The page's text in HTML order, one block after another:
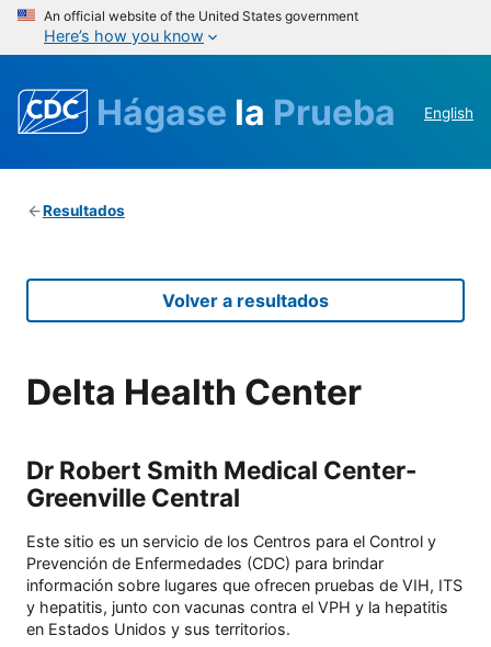
An official website of the United States government
Here’s how you know
Hágase la Prueba English
Resultados
Volver a resultados
Delta Health Center
Dr Robert Smith Medical Center-
Greenville Central
Este sitio es un servicio de los Centros para el Control y
Prevención de Enfermedades (CDC) para brindar
información sobre lugares que ofrecen pruebas de VIH, ITS
y hepatitis, junto con vacunas contra el VPH y la hepatitis
en Estados Unidos y sus territorios.